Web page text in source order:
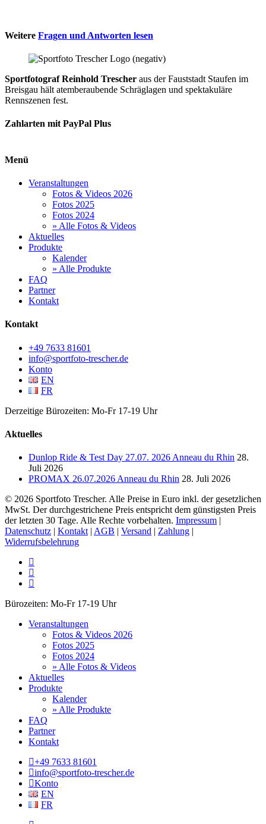
Weitere Fragen und Antworten lesen
Sportfotograf Reinhold Trescher aus der Fauststadt Staufen im
Breisgau hält atemberaubende Schräglagen und spektakuläre
Rennszenen fest.
Zahlarten mit PayPal Plus
Menü
Veranstaltungen
Fotos & Videos 2026
Fotos 2025
Fotos 2024
» Alle Fotos & Videos
Aktuelles
Produkte
Kalender
» Alle Produkte
FAQ
Partner
Kontakt
Kontakt
+49 7633 81601
info@sportfoto-trescher.de
Konto
EN
FR
Derzeitige Bürozeiten: Mo-Fr 17-19 Uhr
Aktuelles
Dunlop Ride & Test Day 27.07. 2026 Anneau du Rhin 28.
Juli 2026
PROMAX 26.07.2026 Anneau du Rhin 28. Juli 2026
© 2026 Sportfoto Trescher. Alle Preise in Euro inkl. der gesetzlichen
MwSt. Der durchgestrichene Preis entspricht dem günstigsten Preis
der letzten 30 Tage. Alle Rechte vorbehalten. Impressum |
Datenschutz | Kontakt | AGB | Versand | Zahlung |
Widerrufsbelehrung
facebook
phone
email
Close
Bürozeiten: Mo-Fr 17-19 Uhr
Veranstaltungen
Fotos & Videos 2026
Fotos 2025
Fotos 2024
» Alle Fotos & Videos
Aktuelles
Produkte
Kalender
» Alle Produkte
FAQ
Partner
Kontakt
+49 7633 81601
info@sportfoto-trescher.de
Konto
EN
FR